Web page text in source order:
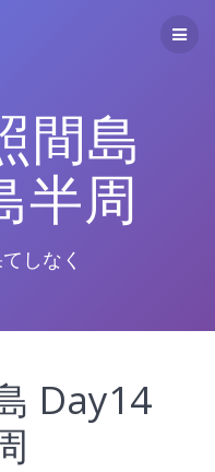
間島
半周
しなく
Day14